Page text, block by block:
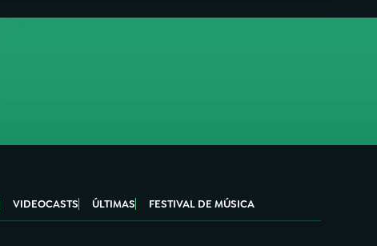
VIDEOCASTS ÚLTIMAS FESTIVAL DE MÚSICA